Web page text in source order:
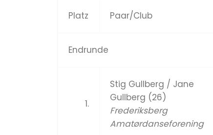
Platz Paar/Club
Endrunde
1.
Stig Gullberg / Jane
Gullberg (26)
Frederiksberg
Amatørdanseforening